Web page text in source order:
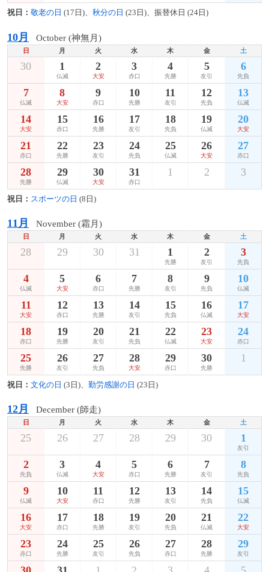
祝日： 敬老の日 (17日)、 秋分の日 (23日)、振替休日 (24日)
10月 October (神無月)
日 月 火 水 木 金 土
30 1
仏滅
2
大安
3
赤口
4
先勝
5
友引
6
先負
7
仏滅
8
大安
9
赤口
10
先勝
11
友引
12
先負
13
仏滅
14
大安
15
赤口
16
先勝
17
友引
18
先負
19
仏滅
20
大安
21
赤口
22
先勝
23
友引
24
先負
25
仏滅
26
大安
27
赤口
28
先勝
29
仏滅
30
大安
31
赤口
1 2 3
祝日： スポーツの日 (8日)
11月 November (霜月)
日 月 火 水 木 金 土
28 29 30 31 1
先勝
2
友引
3
先負
4
仏滅
5
大安
6
赤口
7
先勝
8
友引
9
先負
10
仏滅
11
大安
12
赤口
13
先勝
14
友引
15
先負
16
仏滅
17
大安
18
赤口
19
先勝
20
友引
21
先負
22
仏滅
23
大安
24
赤口
25
先勝
26
友引
27
先負
28
大安
29
赤口
30
先勝
1
祝日： 文化の日 (3日)、 勤労感謝の日 (23日)
12月 December (師走)
日 月 火 水 木 金 土
25 26 27 28 29 30 1
友引
2
先負
3
仏滅
4
大安
5
赤口
6
先勝
7
友引
8
先負
9
仏滅
10
大安
11
赤口
12
先勝
13
友引
14
先負
15
仏滅
16
大安
17
赤口
18
先勝
19
友引
20
先負
21
仏滅
22
大安
23
赤口
24
先勝
25
友引
26
先負
27
赤口
28
先勝
29
友引